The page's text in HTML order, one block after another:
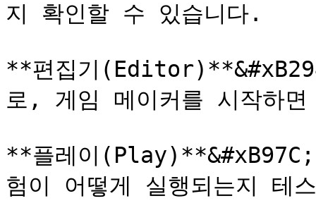
지 확인할 수 있습니다.
**편집기
로, 게임 메이커를 시작하
**플레이(Play)**&#xB97C;
험이 어떻게 실행되는지 테